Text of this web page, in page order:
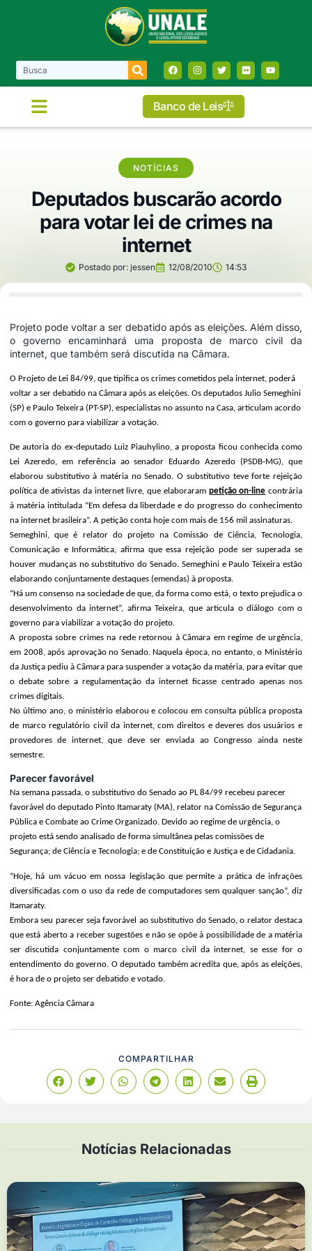
Banco de Leis
NOTÍCIAS
Deputados buscarão acordo
para votar lei de crimes na
internet
Postado por: jessen 12/08/2010 14:53
Projeto pode voltar a ser debatido após as eleições. Além disso,
o governo encaminhará uma proposta de marco civil da
internet, que também será discutida na Câmara.
O Projeto de Lei 84/99, que tipifica os crimes cometidos pela internet, poderá
voltar a ser debatido na Câmara após as eleições. Os deputados Julio Semeghini
(SP) e Paulo Teixeira (PT-SP), especialistas no assunto na Casa, articulam acordo
com o governo para viabilizar a votação.
De autoria do ex-deputado Luiz Piauhylino, a proposta ficou conhecida como
Lei Azeredo, em referência ao senador Eduardo Azeredo (PSDB-MG), que
elaborou substitutivo à matéria no Senado. O substitutivo teve forte rejeição
política de ativistas da internet livre, que elaboraram petição on-line contrária
à matéria intitulada “Em defesa da liberdade e do progresso do conhecimento
na internet brasileira”. A petição conta hoje com mais de 156 mil assinaturas.
Semeghini, que é relator do projeto na Comissão de Ciência, Tecnologia,
Comunicação e Informática, afirma que essa rejeição pode ser superada se
houver mudanças no substitutivo do Senado. Semeghini e Paulo Teixeira estão
elaborando conjuntamente destaques (emendas) à proposta.
“Há um consenso na sociedade de que, da forma como está, o texto prejudica o
desenvolvimento da internet”, afirma Teixeira, que articula o diálogo com o
governo para viabilizar a votação do projeto.
A proposta sobre crimes na rede retornou à Câmara em regime de urgência,
em 2008, após aprovação no Senado. Naquela época, no entanto, o Ministério
da Justiça pediu à Câmara para suspender a votação da matéria, para evitar que
o debate sobre a regulamentação da internet ficasse centrado apenas nos
crimes digitais.
No último ano, o ministério elaborou e colocou em consulta pública proposta
de marco regulatório civil da internet, com direitos e deveres dos usuários e
provedores de internet, que deve ser enviada ao Congresso ainda neste
semestre.
Parecer favorável
Na semana passada, o substitutivo do Senado ao PL 84/99 recebeu parecer
favorável do deputado Pinto Itamaraty (MA), relator na Comissão de Segurança
Pública e Combate ao Crime Organizado. Devido ao regime de urgência, o
projeto está sendo analisado de forma simultânea pelas comissões de
Segurança; de Ciência e Tecnologia; e de Constituição e Justiça e de Cidadania.
“Hoje, há um vácuo em nossa legislação que permite a prática de infrações
diversificadas com o uso da rede de computadores sem qualquer sanção”, diz
Itamaraty.
Embora seu parecer seja favorável ao substitutivo do Senado, o relator destaca
que está aberto a receber sugestões e não se opõe à possibilidade de a matéria
ser discutida conjuntamente com o marco civil da internet, se esse for o
entendimento do governo. O deputado também acredita que, após as eleições,
é hora de o projeto ser debatido e votado.
Fonte: Agência Câmara
COMPARTILHAR
Notícias Relacionadas